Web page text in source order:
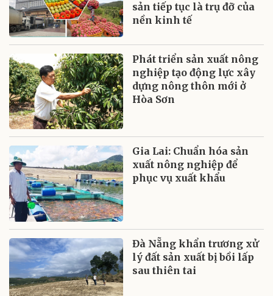
sản tiếp tục là trụ đỡ của
nền kinh tế
Phát triển sản xuất nông
nghiệp tạo động lực xây
dựng nông thôn mới ở
Hòa Sơn
Gia Lai: Chuẩn hóa sản
xuất nông nghiệp để
phục vụ xuất khẩu
Đà Nẵng khẩn trương xử
lý đất sản xuất bị bồi lấp
sau thiên tai